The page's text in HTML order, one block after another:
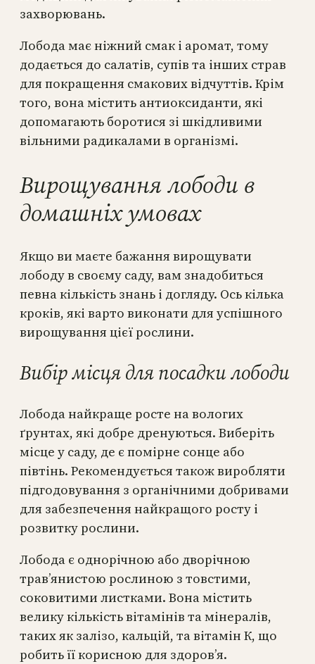
захворювань.
Лобода має ніжний смак і аромат, тому
додається до салатів, супів та інших страв
для покращення смакових відчуттів. Крім
того, вона містить антиоксиданти, які
допомагають боротися зі шкідливими
вільними радикалами в організмі.
Вирощування лободи в
домашніх умовах
Якщо ви маєте бажання вирощувати
лободу в своєму саду, вам знадобиться
певна кількість знань і догляду. Ось кілька
кроків, які варто виконати для успішного
вирощування цієї рослини.
Вибір місця для посадки лободи
Лобода найкраще росте на вологих
ґрунтах, які добре дренуються. Виберіть
місце у саду, де є помірне сонце або
півтінь. Рекомендується також виробляти
підгодовування з органічними добривами
для забезпечення найкращого росту і
розвитку рослини.
Лобода є однорічною або дворічною
трав’янистою рослиною з товстими,
соковитими листками. Вона містить
велику кількість вітамінів та мінералів,
таких як залізо, кальцій, та вітамін К, що
робить її корисною для здоров’я.